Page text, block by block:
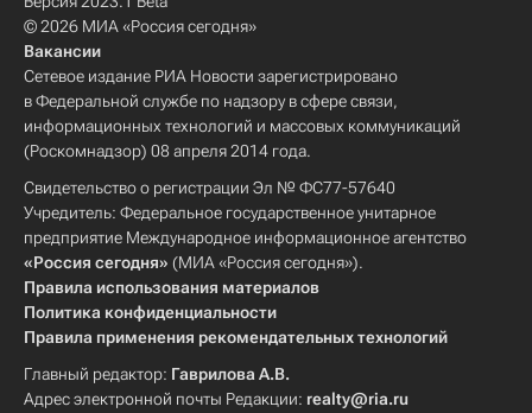
© 2026 МИА «Россия сегодня»
Вакансии
Сетевое издание РИА Новости зарегистрировано
в Федеральной службе по надзору в сфере связи,
информационных технологий и массовых коммуникаций
(Роскомнадзор) 08 апреля 2014 года.
Свидетельство о регистрации Эл № ФС77-57640
Учредитель: Федеральное государственное унитарное
предприятие Международное информационное агентство
«Россия сегодня» (МИА «Россия сегодня»).
Правила использования материалов
Политика конфиденциальности
Правила применения рекомендательных технологий
Главный редактор: Гаврилова А.В.
Адрес электронной почты Редакции: realty@ria.ru